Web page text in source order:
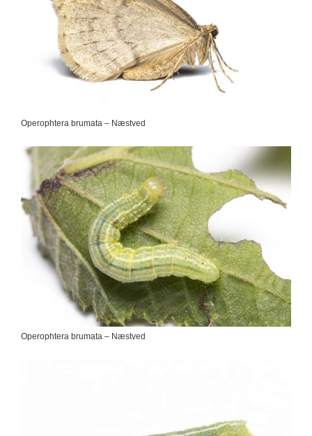
Operophtera brumata – Næstved
Operophtera brumata – Næstved